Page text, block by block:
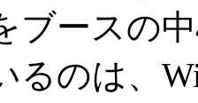
ブースの
るのは、